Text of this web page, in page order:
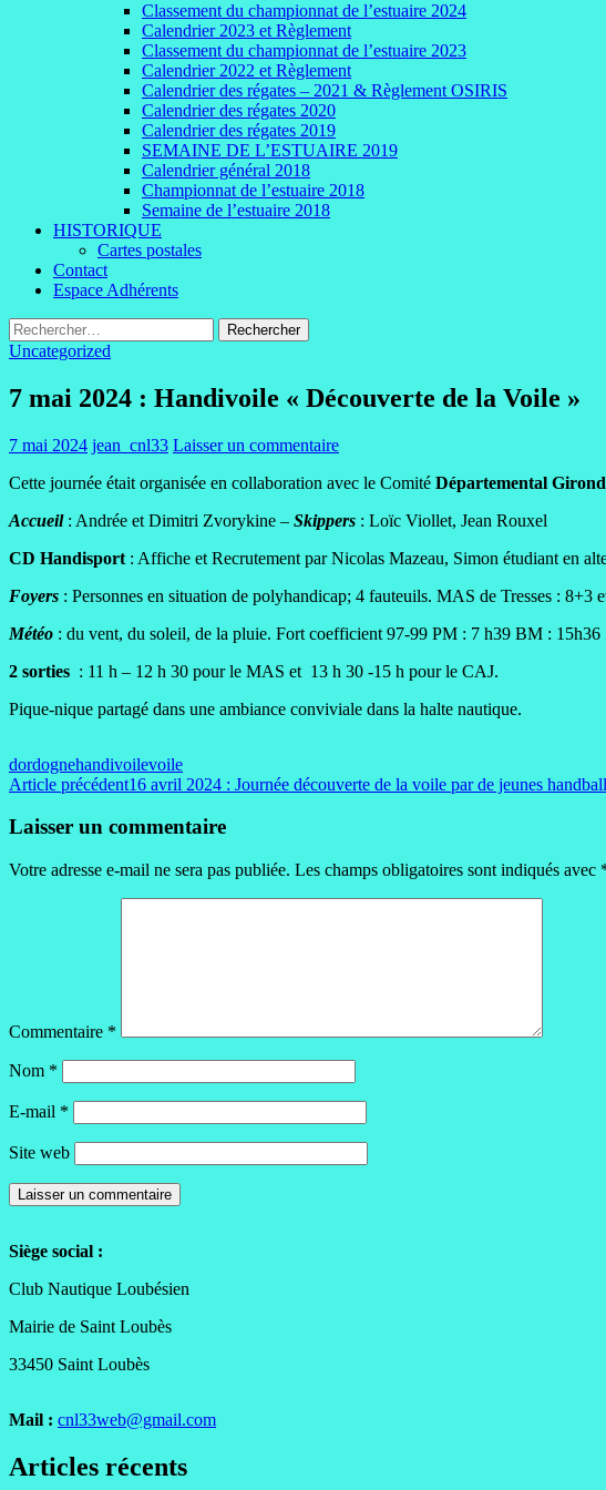
Classement du championnat de l’estuaire 2024
Calendrier 2023 et Règlement
Classement du championnat de l’estuaire 2023
Calendrier 2022 et Règlement
Calendrier des régates – 2021 & Règlement OSIRIS
Calendrier des régates 2020
Calendrier des régates 2019
SEMAINE DE L’ESTUAIRE 2019
Calendrier général 2018
Championnat de l’estuaire 2018
Semaine de l’estuaire 2018
HISTORIQUE
Cartes postales
Contact
Espace Adhérents
Rechercher :
Uncategorized
7 mai 2024 : Handivoile « Découverte de la Voile »
7 mai 2024 jean_cnl33 Laisser un commentaire
Cette journée était organisée en collaboration avec le Comité Départemental
Accueil : Andrée et Dimitri Zvorykine – Skippers : Loïc Viollet, Jean Rouxel
CD Handisport : Affiche et Recrutement par Nicolas Mazeau, Simon étudiant en
Foyers : Personnes en situation de polyhandicap; 4 fauteuils. MAS de Tresses : 8+3
Météo : du vent, du soleil, de la pluie. Fort coefficient 97-99 PM : 7 h39 BM : 15h36
2 sorties : 11 h – 12 h 30 pour le MAS et 13 h 30 -15 h pour le CAJ.
Pique-nique partagé dans une ambiance conviviale dans la halte nautique.
dordognehandivoilevoile
Navigation
des
Article précédent16 avril 2024 : Journée découverte de la voile par de jeunes
Laisser un commentaire
Votre adresse e-mail ne sera pas publiée. Les champs obligatoires sont indiqués avec
Commentaire *
Nom *
E-mail *
Site web
Siège social :
Club Nautique Loubésien
Mairie de Saint Loubès
33450 Saint Loubès
Mail : cnl33web@gmail.com
Articles récents